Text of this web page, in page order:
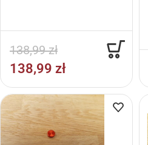
138,99zł
138,99 zł